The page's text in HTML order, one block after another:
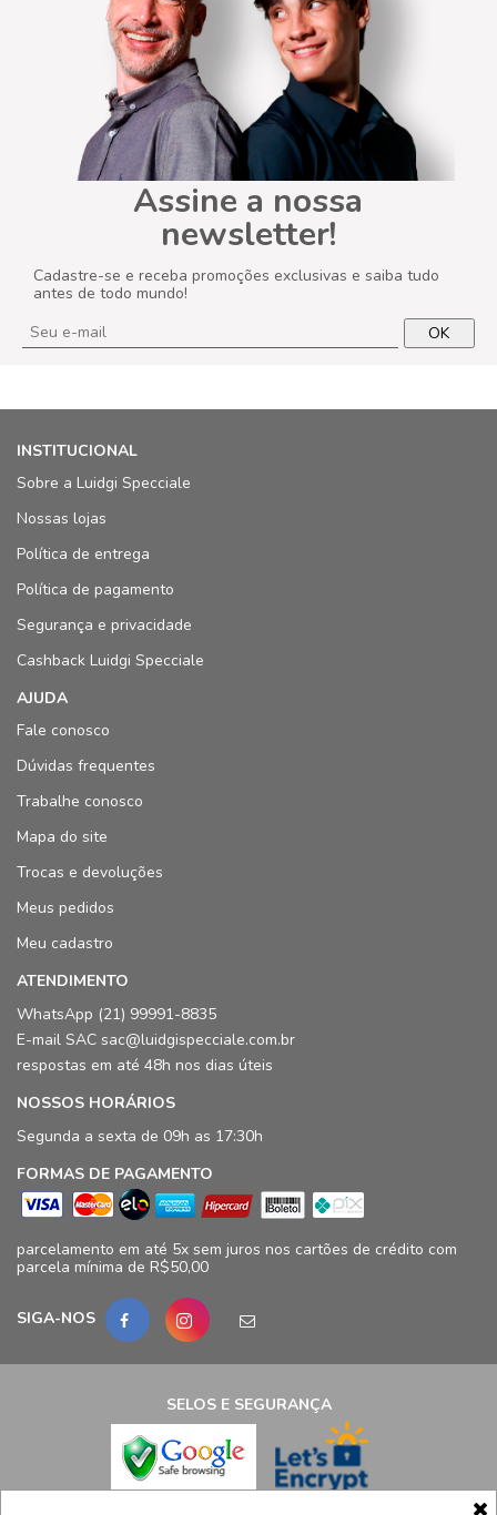
Assine a nossa
newsletter!
Cadastre-se e receba promoções exclusivas e saiba tudo
antes de todo mundo!
OK
INSTITUCIONAL
Sobre a Luidgi Specciale
Nossas lojas
Política de entrega
Política de pagamento
Segurança e privacidade
Cashback Luidgi Specciale
AJUDA
Fale conosco
Dúvidas frequentes
Trabalhe conosco
Mapa do site
Trocas e devoluções
Meus pedidos
Meu cadastro
ATENDIMENTO
WhatsApp (21) 99991-8835
E-mail SAC sac@luidgispecciale.com.br
respostas em até 48h nos dias úteis
NOSSOS HORÁRIOS
Segunda a sexta de 09h as 17:30h
FORMAS DE PAGAMENTO
parcelamento em até 5x sem juros nos cartões de crédito com
parcela mínima de R$50,00
SIGA-NOS
SELOS E SEGURANÇA